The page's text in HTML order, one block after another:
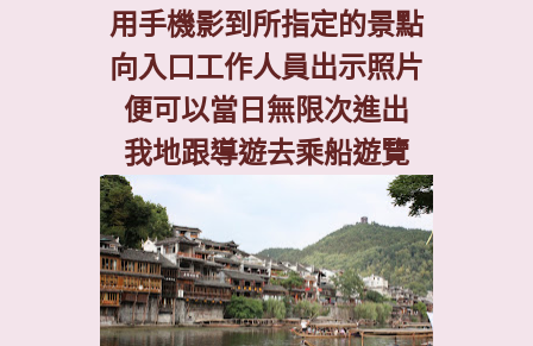
用手機影到所指定的景點
向入口工作人員出示照片
便可以當日無限次進出
我地跟導遊去乘船遊覽